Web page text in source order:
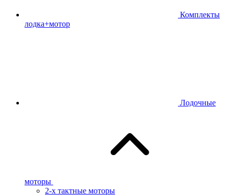
Комплекты
лодка+мотор
Лодочные
моторы
2-х тактные моторы